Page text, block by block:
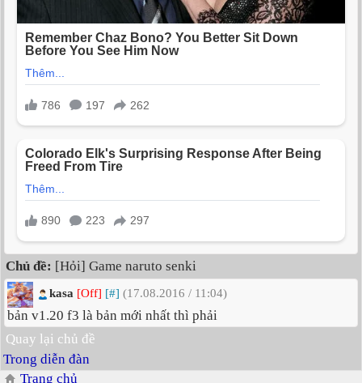
Chủ đề: [Hỏi] Game naruto senki
kasa [Off] [#] (17.08.2016 / 11:04)
bản v1.20 f3 là bản mới nhất thì phải
Quay lại chủ đề
Trong diễn đàn
Trang chủ